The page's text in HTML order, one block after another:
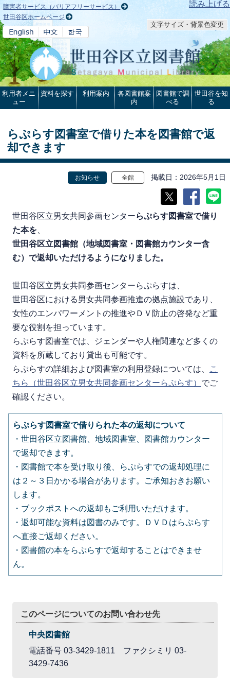
本文へ 読み上げる
障害者サービス（バリアフリーサービス）
世田谷区ホームページ
文字サイズ・背景色変更
利用者メニ
ュー
資料を探す 利用案内
各図書館案
内
図書館で調
べる
世田谷を知
る
らぷらす図書室で借りた本を図書館で返
却できます
お知らせ 全館 掲載日 2026年5月1日
世田谷区立男女共同参画センターらぷらす図書室で借り
た本を
世田谷区立図書館（地域図書室・図書館カウンター含
む）で返却いただけるようになりました。
世田谷区立男女共同参画センターらぷらすは、
世田谷区における男女共同参画推進の拠点施設であり、
女性のエンパワーメントの推進やＤＶ防止の啓発など重
要な役割を担っています。
らぷらす図書室では、
ジェンダーや人権関連など多くの
資料を所蔵しており貸出も可能です。
らぷらすの詳細および図書室の利用登録については、
こ
ちら（世田谷区立男女共同参画センターらぷらす） でご
確認ください。
らぷらす図書室で借りられた本の返却について
・世田谷区立図書館、地域図書室、図書館カウンター
で返却できます。
・図書館で本を受け取り後、らぷらすでの返却処理に
は２～３日かかる場合があります。ご承知おきお願い
します。
・ブックポストへの返却もご利用いただけます。
・返却可能な資料は図書のみです。ＤＶＤはらぷらす
へ直接ご返却ください。
・図書館の本をらぷらすで返却することはできませ
ん。
このページについてのお問い合わせ先
中央図書館
電話番号 03-3429-1811 ファクシミリ 03-
3429-7436